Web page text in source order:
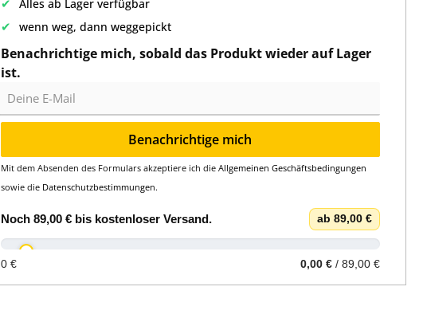
✔ Alles ab Lager verfügbar
✔ wenn weg, dann weggepickt
Benachrichtige mich, sobald das Produkt wieder auf Lager
ist.
Benachrichtige mich
Mit dem Absenden des Formulars akzeptiere ich die Allgemeinen Geschäftsbedingungen
sowie die Datenschutzbestimmungen.
Noch 89,00 €bis kostenloser Versand. ab 89,00 €
0 € 0,00 € / 89,00 €